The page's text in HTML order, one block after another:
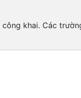
khai. Các